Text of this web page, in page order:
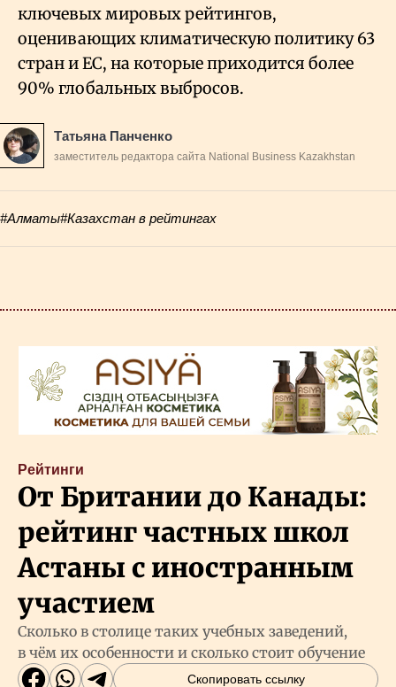
ключевых мировых рейтингов,
оценивающих климатическую политику 63
стран и ЕС, на которые приходится более
90% глобальных выбросов.
Татьяна Панченко
заместитель редактора сайта National Business Kazakhstan
#Алматы#Казахстан в рейтингах
Рейтинги
От Британии до Канады:
рейтинг частных школ
Астаны с иностранным
участием
Сколько в столице таких учебных заведений,
в чём их особенности и сколько стоит обучение
Скопировать ссылку